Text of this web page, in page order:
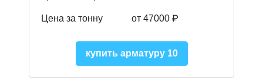
Цена за тонну от 47000 ₽
купить арматуру 10